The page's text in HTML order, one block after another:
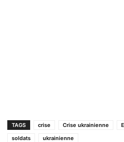
TAGS crise Crise ukrainienne
soldats
ukrainienne